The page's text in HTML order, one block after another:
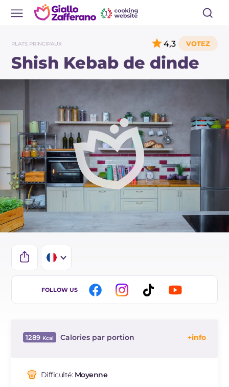
PLATS PRINCIPAUX
Shish Kebab de dinde
4,3
IT
DE
NL
FOLLOW US
1289 Calories par portion
Dont sucres
Difficulté: Moyenne